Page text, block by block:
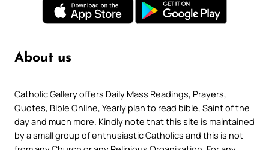
About us
Catholic Gallery offers Daily Mass Readings, Prayers,
Quotes, Bible Online, Yearly plan to read bible, Saint of the
day and much more. Kindly note that this site is maintained
by a small group of enthusiastic Catholics and this is not